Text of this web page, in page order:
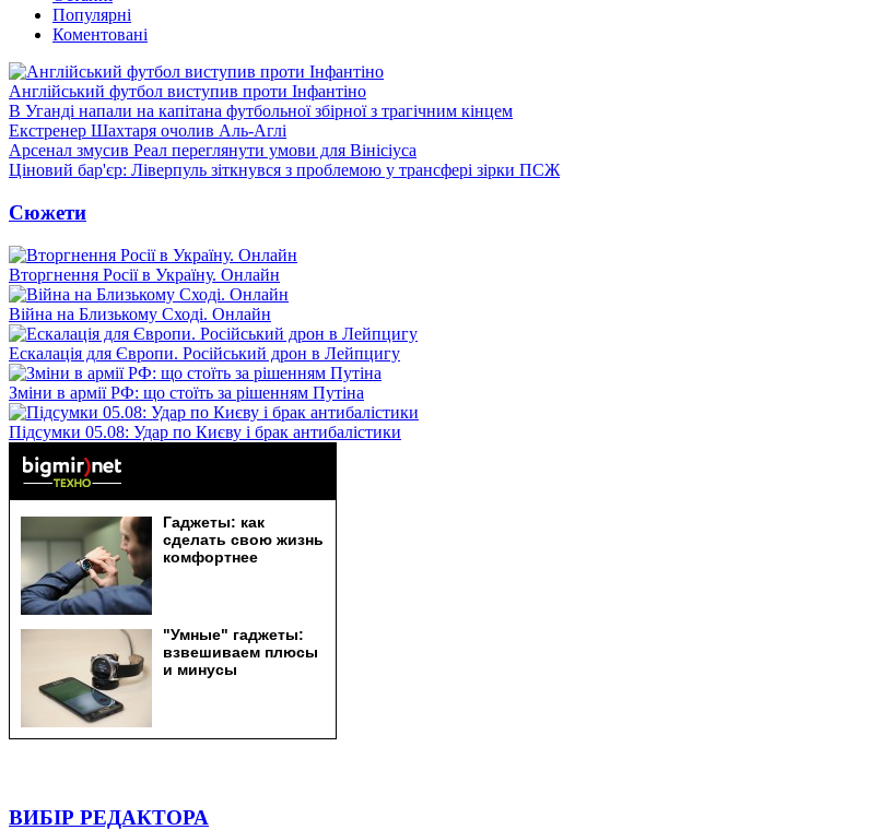
Популярні
Коментовані
Англійський футбол виступив проти Інфантіно
В Уганді напали на капітана футбольної збірної з трагічним кінцем
Екстренер Шахтаря очолив Аль-Аглі
Арсенал змусив Реал переглянути умови для Вінісіуса
Ціновий бар'єр: Ліверпуль зіткнувся з проблемою у трансфері зірки ПСЖ
Сюжети
Вторгнення Росії в Україну. Онлайн
Війна на Близькому Сході. Онлайн
Ескалація для Європи. Російський дрон в Лейпцигу
Зміни в армії РФ: що стоїть за рішенням Путіна
Підсумки 05.08: Удар по Києву і брак антибалістики
ВИБІР РЕДАКТОРА